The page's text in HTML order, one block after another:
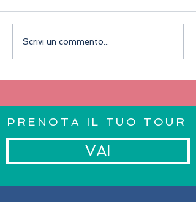
Jago Museum, l'arte
Scrivi un commento...
PRENOTA IL TUO TOUR
VAI